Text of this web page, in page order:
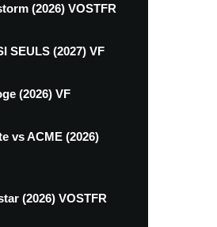
(2026) VOSTFR
SEULS (2027) VF
(2026) VF
vs ACME (2026)
(2026) VOSTFR